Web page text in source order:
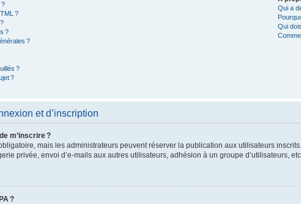
?
?
?
?
?
?
Qui a
Qui
et d’inscription
m’inscrire ?
obligatoire, mais les administrateurs peuvent réserver la publication aux utilisateurs
privée, envoi d’e-mails aux autres utilisateurs, adhésion à un groupe d’utilisateurs,
?